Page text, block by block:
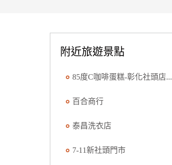
附近旅遊景點
85度C咖啡蛋糕-彰化社頭店...
百合商行
泰昌洗衣店
7-11新社頭門市